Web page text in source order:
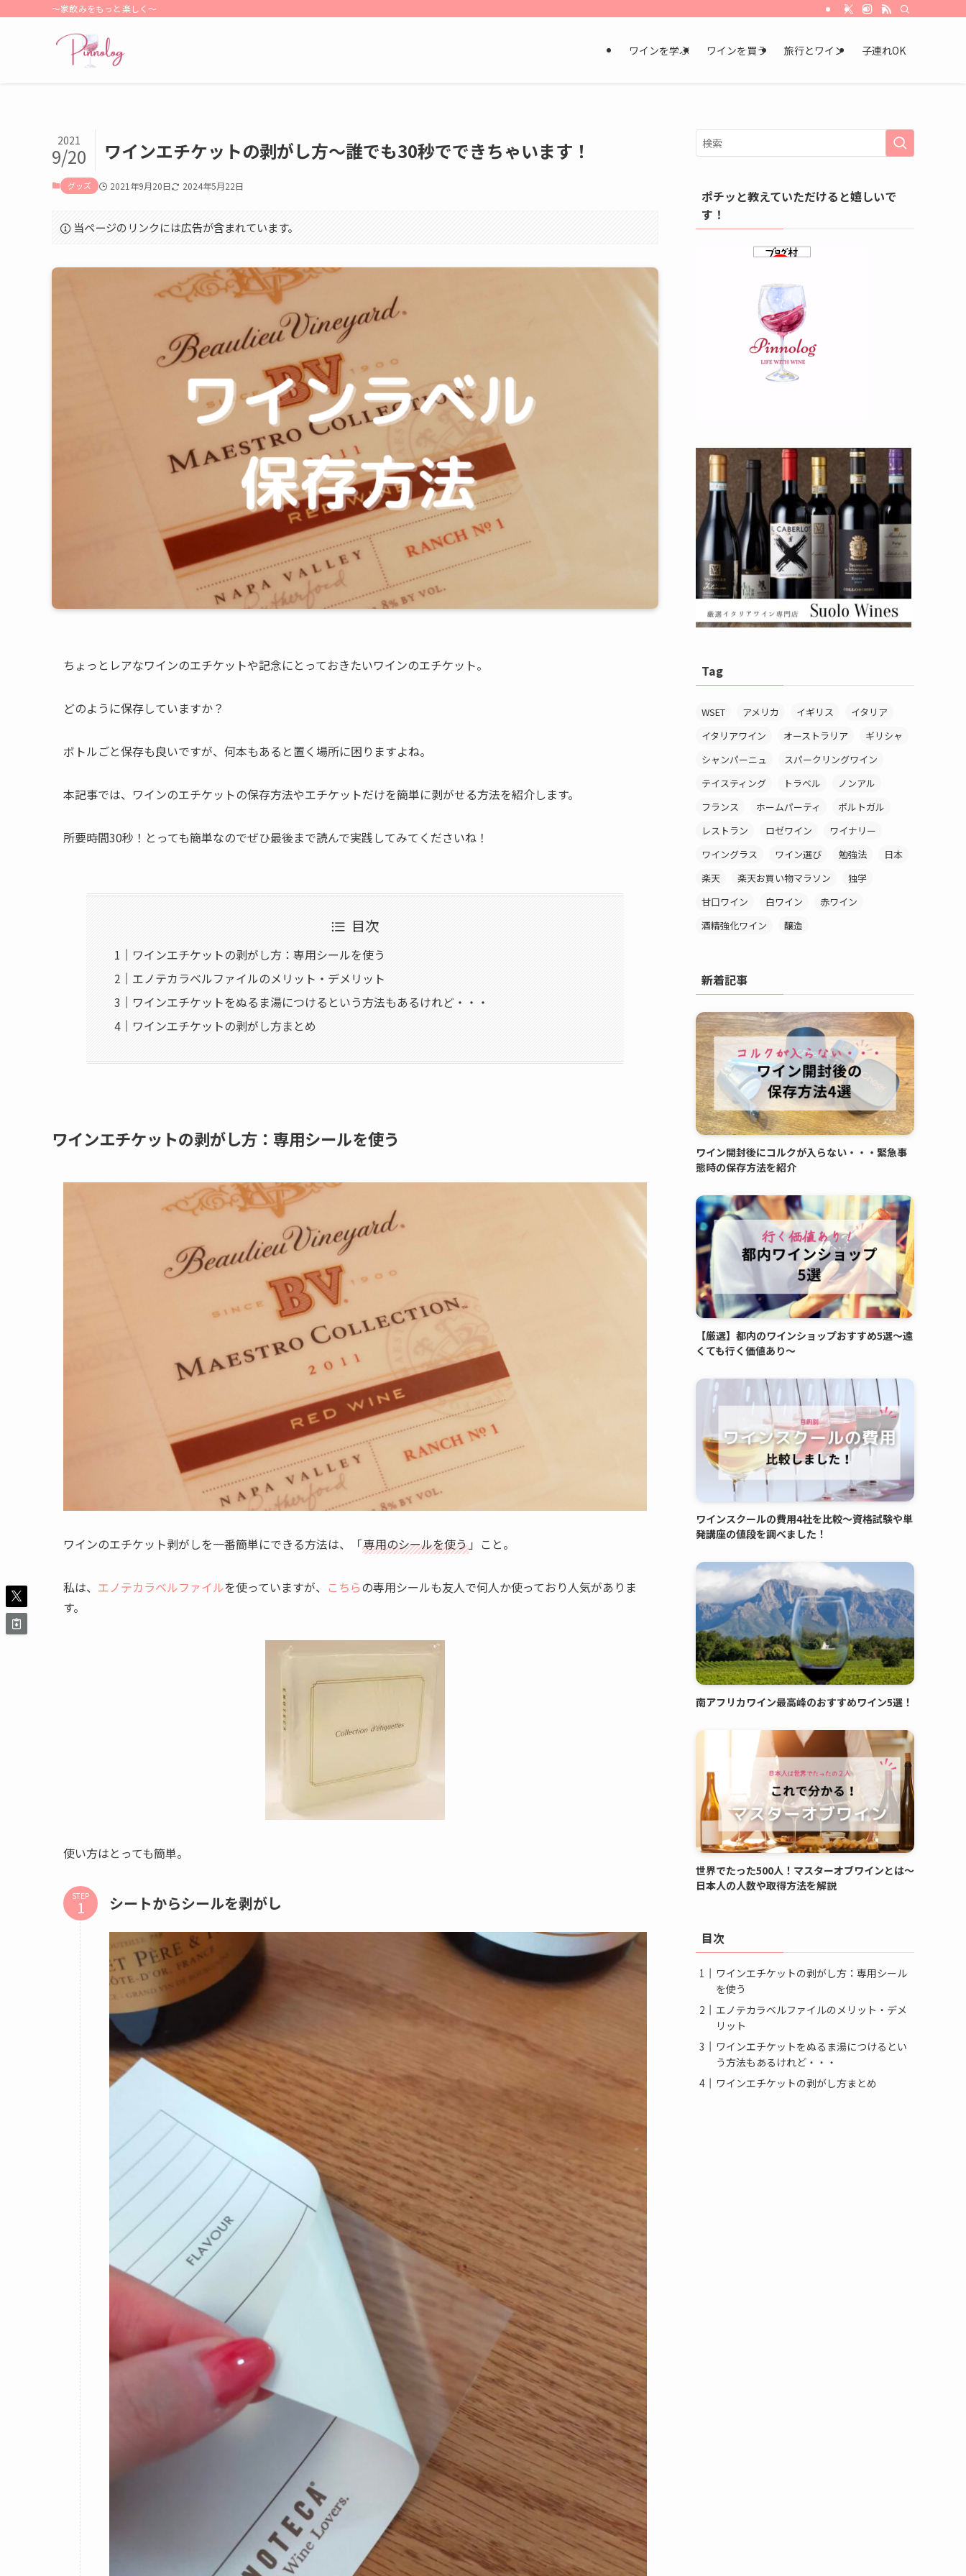
〜家飲みをもっと楽しく〜
ワインを学ぶ ワインを買う 旅行とワイン 子連れOK
ワインエチケットの剥がし方〜誰でも30秒でできちゃいます！
2021
9/20
グッズ 2021年9月20日 2024年5月22日
当ページのリンクには広告が含まれています。
ちょっとレアなワインのエチケットや記念にとっておきたいワインのエチケット。
どのように保存していますか？
ボトルごと保存も良いですが、何本もあると置く場所に困りますよね。
本記事では、ワインのエチケットの保存方法やエチケットだけを簡単に剥がせる方法を紹介します。
所要時間30秒！とっても簡単なのでぜひ最後まで読んで実践してみてくださいね！
目次
ワインエチケットの剥がし方：専用シールを使う
エノテカラベルファイルのメリット・デメリット
ワインエチケットをぬるま湯につけるという方法もあるけれど・・・
ワインエチケットの剥がし方まとめ
ワインエチケットの剥がし方：専用シールを使う
ワインのエチケット剥がしを一番簡単にできる方法は、「専用のシールを使う 」こと。
私は、 エノテカラベルファイルを使っていますが、 こちらの専用シールも友人で何人か使っており人気がありま
す。
使い方はとっても簡単。
STEP シートからシールを剥がし
ポチッと教えていただけると嬉しいで
す！
Tag
WSET アメリカ イギリス
イタリア
イタリアワイン
オーストラリア
ギリシャ
シャンパーニュ
スパークリングワイン
テイスティング
トラベル
ノンアル
フランス
ホームパーティ
ポルトガル
レストラン
ロゼワイン
ワイナリー
ワイングラス
ワイン選び 勉強法
日本
楽天
楽天お買い物マラソン
独学
甘口ワイン
白ワイン
赤ワイン
酒精強化ワイン
醸造
新着記事
ワイン開封後にコルクが入らない・・・緊急事
態時の保存方法を紹介
【厳選】都内のワインショップおすすめ5選〜遠
くても行く価値あり〜
ワインスクールの費用4社を比較〜資格試験や単
発講座の値段を調べました！
南アフリカワイン最高峰のおすすめワイン5選！
世界でたった500人！マスターオブワインとは〜
日本人の人数や取得方法を解説
目次
ワインエチケットの剥がし方：専用シール
を使う
エノテカラベルファイルのメリット・デメ
リット
ワインエチケットをぬるま湯につけるとい
う方法もあるけれど・・・
ワインエチケットの剥がし方まとめ